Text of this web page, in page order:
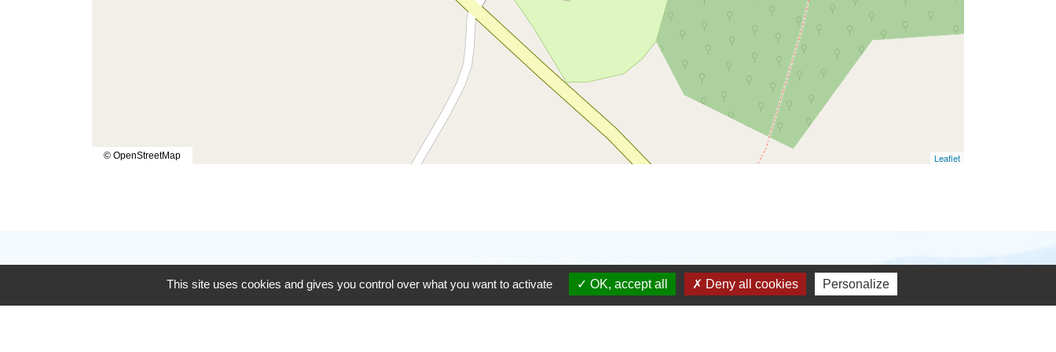
Leaflet
© OpenStreetMap
Contactez-nous
This site uses cookies and gives you control over what you want to activate OK, accept all Deny all cookies Personalize